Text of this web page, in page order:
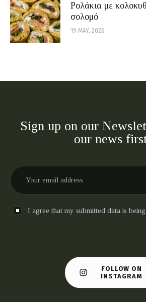
Ρολάκια με
σολομό
19 MAY, 2026
Sign up on our
our news
I agree that my submitted data is
FOLLOW ON
INSTAGRAM